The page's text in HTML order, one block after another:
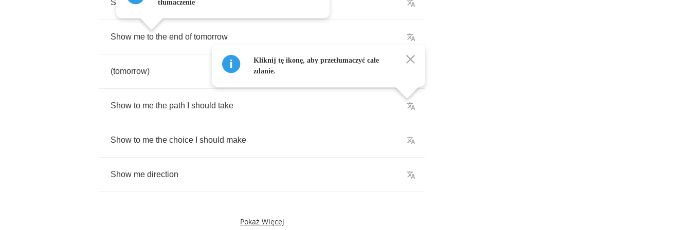
Show me the end of the
Show me to the end of tomorrow
(tomorrow)
Show to me the path should take
Show to me the choice should make
Show me direction
Pokaż Więcej
tłumaczenie
Kliknij tę ikonę, aby przetłumaczyć całe
zdanie.